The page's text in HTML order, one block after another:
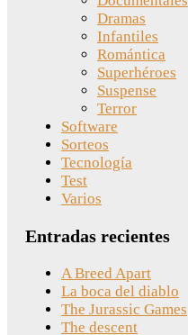
Dramas
Infantiles
Romántica
Superhéroes
Suspense
Terror
Software
Sorteos
Tecnología
Test
Varios
Entradas recientes
A Breed Apart
La boca del diablo
The Jurassic Games
The descent